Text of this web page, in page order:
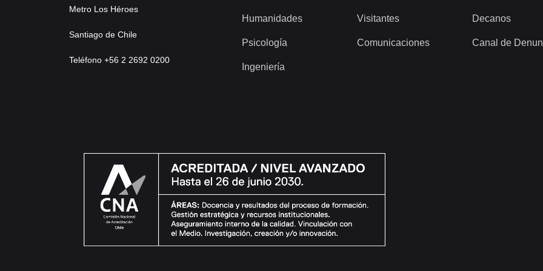
Metro Los Héroes
Santiago de Chile
Teléfono +56 2 2692 0200
Humanidades
Psicología
Ingeniería
Visitantes
Comunicaciones
Decanos
Canal de